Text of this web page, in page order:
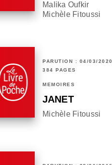
Malika Oufkir
Michèle Fitoussi
PARUTION : 04/03/2020
384 PAGES
MÉMOIRES
JANET
Michèle Fitoussi